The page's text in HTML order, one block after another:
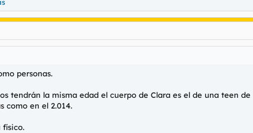
personas.
tendrán la misma edad el cuerpo de Clara es el de una teen
como en el 2.014.
físico.